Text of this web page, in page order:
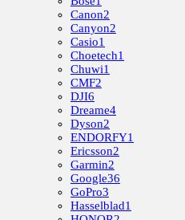
Canon2
Canyon2
Casio1
Choetech1
Chuwi1
CMF2
DJI6
Dreame4
Dyson2
ENDORFY1
Ericsson2
Garmin2
Google36
GoPro3
Hasselblad1